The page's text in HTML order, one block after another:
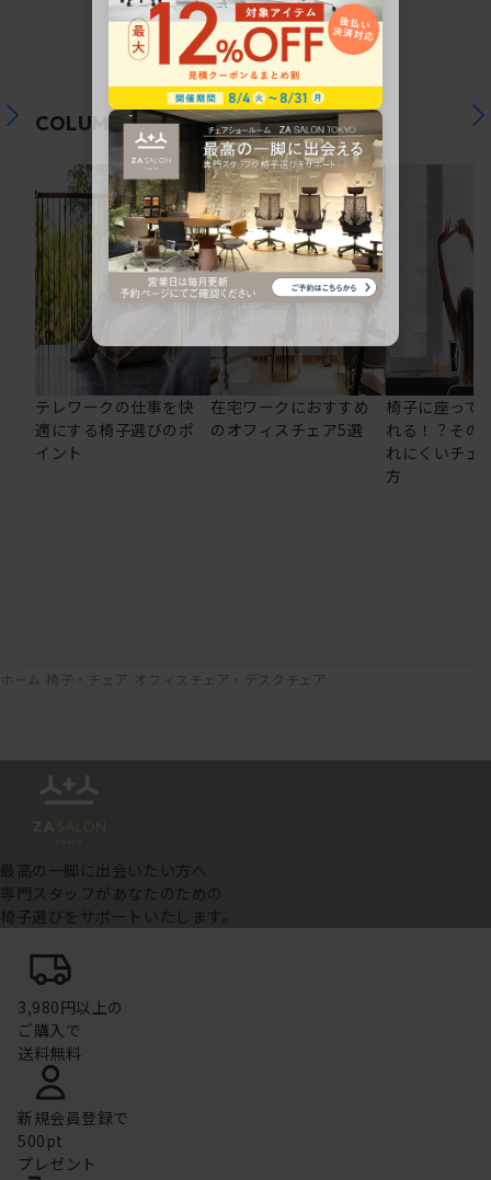
COLUMN関連コラム
テレワークの仕事を快
適にする椅子選びのポ
イント
在宅ワークにおすすめ
のオフィスチェア5選
椅子に座って
れる！？その
れにくいチェ
方
ホーム 椅子・チェア オフィスチェア・デスクチェア
最高の一脚に出会いたい方へ
専門スタッフがあなたのための
椅子選びをサポートいたします。
3,980円以上の
ご購入で
送料無料
新規会員登録で
500pt
プレゼント